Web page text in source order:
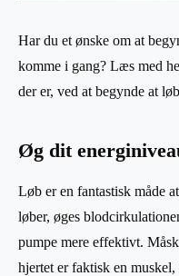
Har du et ønske om at
komme i gang? Læs med
der er, ved at begynde at
Øg dit
Løb er en fantastisk måde
løber, øges
pumpe mere effektivt.
hjertet er faktisk en